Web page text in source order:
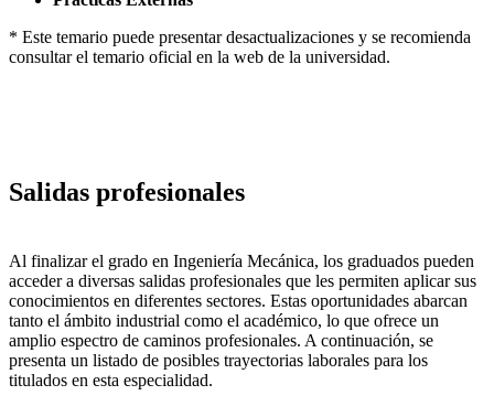
* Este temario puede presentar desactualizaciones y se recomienda
consultar el temario oficial en la web de la universidad.
Salidas profesionales
Al finalizar el grado en Ingeniería Mecánica, los graduados pueden
acceder a diversas salidas profesionales que les permiten aplicar sus
conocimientos en diferentes sectores. Estas oportunidades abarcan
tanto el ámbito industrial como el académico, lo que ofrece un
amplio espectro de caminos profesionales. A continuación, se
presenta un listado de posibles trayectorias laborales para los
titulados en esta especialidad.